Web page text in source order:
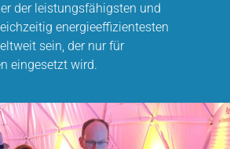
der leistungsfähigsten und
energieeffizientesten
sein, der nur für
eingesetzt wird.